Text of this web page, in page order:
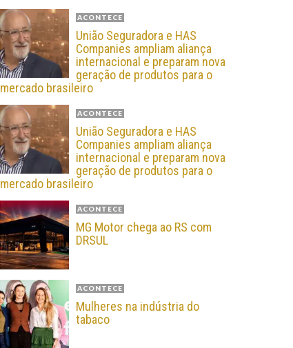
ACONTECE
União Seguradora e HAS
Companies ampliam aliança
internacional e preparam nova
geração de produtos para o
mercado brasileiro
ACONTECE
União Seguradora e HAS
Companies ampliam aliança
internacional e preparam nova
geração de produtos para o
mercado brasileiro
ACONTECE
MG Motor chega ao RS com
DRSUL
ACONTECE
Mulheres na indústria do
tabaco